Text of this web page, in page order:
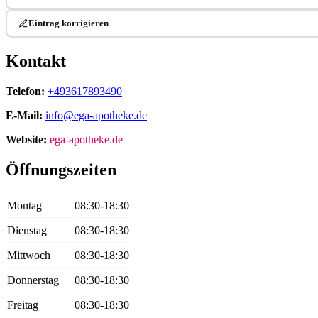
Eintrag korrigieren
Kontakt
Telefon: +493617893490
E-Mail: info@ega-apotheke.de
Website: ega-apotheke.de
Öffnungszeiten
Montag 08:30-18:30
Dienstag 08:30-18:30
Mittwoch 08:30-18:30
Donnerstag 08:30-18:30
Freitag 08:30-18:30